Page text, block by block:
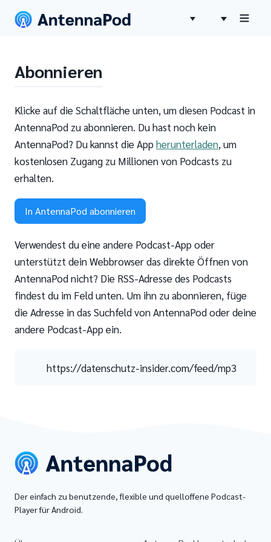
Abonnieren
Klicke auf die Schaltfläche unten, um diesen Podcast in
AntennaPod zu abonnieren. Du hast noch kein
AntennaPod? Du kannst die App herunterladen, um
kostenlosen Zugang zu Millionen von Podcasts zu
erhalten.
In AntennaPod abonnieren
Verwendest du eine andere Podcast-App oder
unterstützt dein Webbrowser das direkte Öffnen von
AntennaPod nicht? Die RSS-Adresse des Podcasts
findest du im Feld unten. Um ihn zu abonnieren, füge
die Adresse in das Suchfeld von AntennaPod oder deine
andere Podcast-App ein.
https://datenschutz-insider.com/feed/mp3
Der einfach zu benutzende, flexible und quelloffene Podcast-
Player für Android.